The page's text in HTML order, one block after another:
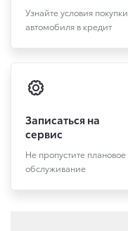
Узнайте условия покупки
автомобиля в кредит
Записаться на
сервис
Не пропустите плановое
обслуживание